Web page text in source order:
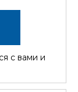
с вами и